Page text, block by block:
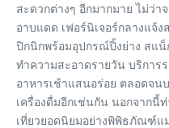
สะดวกต่างๆ อีกมากมาย ไม่ว่า
อาบแดด เฟอร์นิเจอร์กลางแจ้
ปิกนิกพร้อมอุปกรณ์ปิ้งย่าง สแน็
ทำความสะอาดรายวัน บริการ
อาหารเช้าแสนอร่อย ตลอดจน
เครื่องดื่มอีกเช่นกัน นอกจากนี้
เที่ยวยอดนิยมอย่างพิพิธภัณฑ์แ